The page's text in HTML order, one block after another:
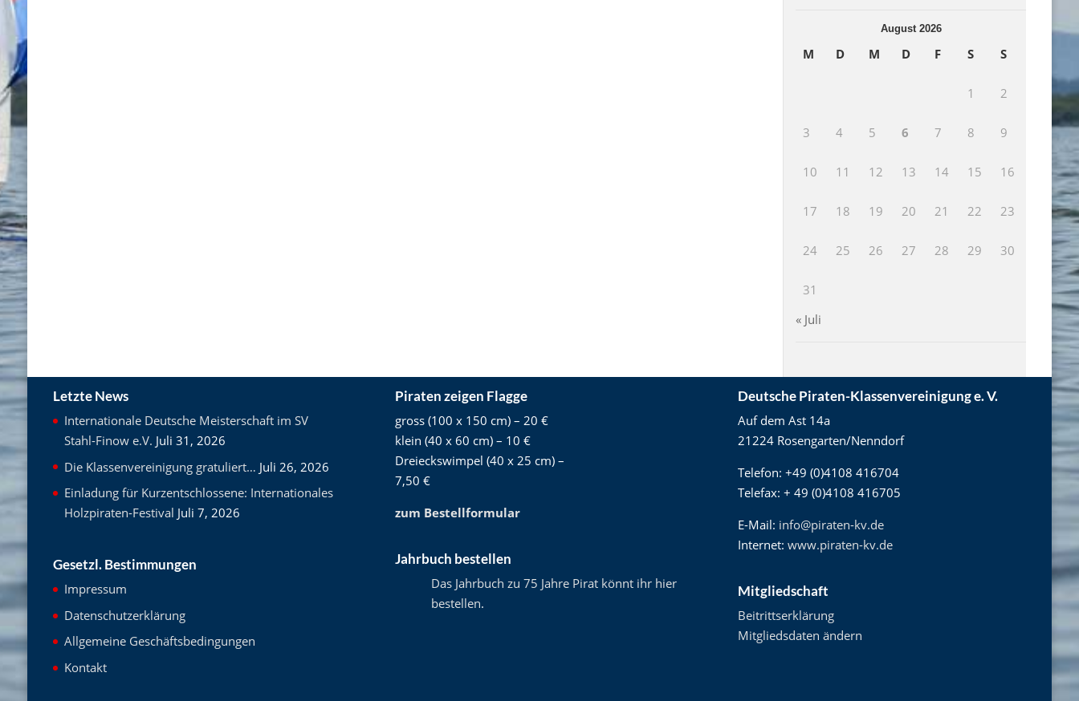
August 2026
M D M D F S S
1 2
3 4 5 6 7 8 9
10 11 12 13 14 15 16
17 18 19 20 21 22 23
24 25 26 27 28 29 30
31
« Juli
Letzte News
Internationale Deutsche Meisterschaft im SV
Stahl-Finow e.V. Juli 31, 2026
Die Klassenvereinigung gratuliert… Juli 26, 2026
Einladung für Kurzentschlossene: Internationales
Holzpiraten-Festival Juli 7, 2026
Gesetzl. Bestimmungen
Impressum
Datenschutzerklärung
Allgemeine Geschäftsbedingungen
Kontakt
Piraten zeigen Flagge
gross (100 x 150 cm) – 20 €
klein (40 x 60 cm) – 10 €
Dreieckswimpel (40 x 25 cm) –
7,50 €
zum Bestellformular
Jahrbuch bestellen
Das Jahrbuch zu 75 Jahre Pirat könnt ihr hier
bestellen.
Deutsche Piraten-Klassenvereinigung e. V.
Auf dem Ast 14a
21224 Rosengarten/Nenndorf
Telefon: +49 (0)4108 416704
Telefax: + 49 (0)4108 416705
E-Mail: info@piraten-kv.de
Internet: www.piraten-kv.de
Mitgliedschaft
Beitrittserklärung
Mitgliedsdaten ändern